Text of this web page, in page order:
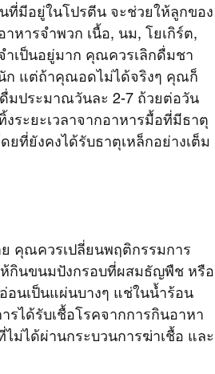
ที่มีอยู่ในโปรตีน จะช่วยให้ลูกของ
หารจำพวก เนื้อ, นม, โยเกิร์ต,
เป็นอยู่มาก คุณควรเลิกดื่มชา
ก แต่ถ้าคุณอดไม่ได้จริงๆ คุณก็
มประมาณวันละ 2-7 ถ้วยต่อวัน
ระยะเวลาจากอาหารมื้อที่มีธาตุ
ที่ยังคงได้รับธาตุเหล็กอย่างเต็ม
คุณควรเปลี่ยนพฤติกรรมการ
ห้กินขนมปังกรอบที่ผสมธัญพืช หรือ
นเป็นแผ่นบางๆ แช่ในน้ำร้อน
ได้รับเชื้อโรคจากการกินอาหา
ม่ได้ผ่านกระบวนการฆ่าเชื้อ และ